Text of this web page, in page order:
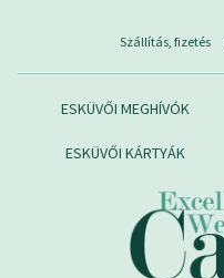
Szállítás, fizetés
ESKÜVŐI MEGHÍVÓK
ESKÜVŐI KÁRTYÁK